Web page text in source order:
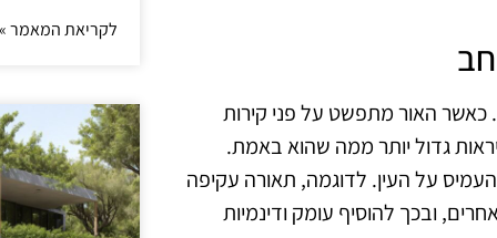
האור מתפשט על פני קירות
גדול יותר ממה שהוא באמת.
על העין. לדוגמה, תאורה עקיפה
ובכך להוסיף עומק ודינמיות
לקריאת המאמר »